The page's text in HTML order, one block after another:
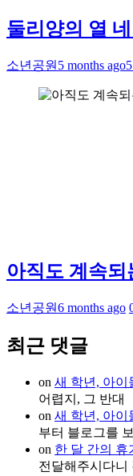
둘리양의 열
소년공원 5 months ago
아직도 계속되
소년공원6 months ago
최근 댓글
on 새 학년, 아이
어렵지, 그 반대
on 새 학년, 아이
부터 블로그를
on 한 달 간의 휴
전달해주시다니